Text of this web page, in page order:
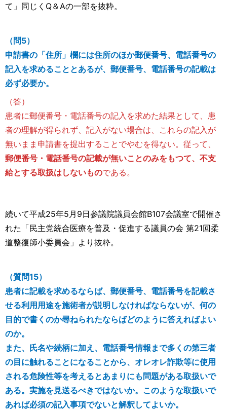
て」同じくQ＆Aの一部を抜粋。
（問5）
申請書の「住所」欄には住所のほか郵便番号、電話番号の
記入を求めることとあるが、郵便番号、電話番号の記載は
必ず必要か。
（答）
患者に郵便番号・電話番号の記入を求めた結果として、患
者の理解が得られず、記入がない場合は、これらの記入が
無いまま申請書を提出することでやむを得ない。従って、
郵便番号・電話番号の記載が無いことのみをもつて、不支
給とする取扱はしないものである。
続いて平成25年5月9日参議院議員会館B107会議室で開催さ
れた「民主党統合医療を普及・促進する議員の会 第21回柔
道整復師小委員会」より抜粋。
（質問15）
患者に記載を求めるならば、郵便番号、電話番号を記載さ
せる利用用途を施術者が説明しなければならないが、何の
目的で書くのか尋ねられたならばどのように答えればよい
のか。
また、氏名や続柄に加え、電話番号情報まで多くの第三者
の目に触れることになることから、オレオレ詐欺等に使用
される危険性等を考えるとあまりにも問題がある取扱いで
ある。実施を見送るべきではないか。このような取扱いで
あれば必須の記入事項でないと解釈してよいか。